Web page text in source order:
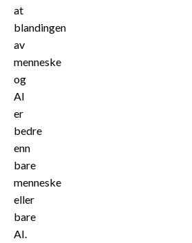
at
blandingen
av
menneske
og
AI
er
bedre
enn
bare
menneske
eller
bare
AI.